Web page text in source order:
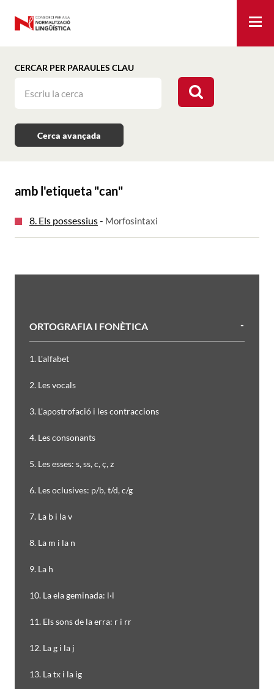
CERCAR PER PARAULES CLAU
Cerca avançada
amb l'etiqueta "can"
8. Els possessius- Morfosintaxi
ORTOGRAFIA I FONÈTICA
1. L'alfabet
2. Les vocals
3. L'apostrofació i les contraccions
4. Les consonants
5. Les esses: s, ss, c, ç, z
6. Les oclusives: p/b, t/d, c/g
7. La b i la v
8. La m i la n
9. La h
10. La ela geminada: l·l
11. Els sons de la erra: r i rr
12. La g i la j
13. La tx i la ig